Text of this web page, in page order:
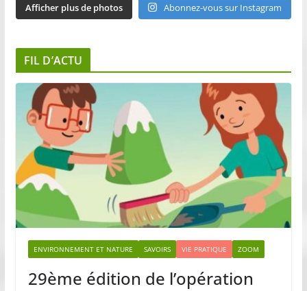
Afficher plus de photos Abonnez-vous sur Instagram
FIL D’ACTU
ENVIRONNEMENT ET NATURE SAVOIRS VIE PRATIQUE ZOOM
29ème édition de l’opération